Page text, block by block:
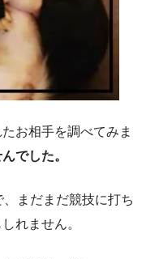
お相手を調べてみま
でした。
まだまだ競技に打ち
れません。